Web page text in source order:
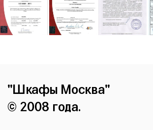
"Шкафы Москва"
© 2008 года.